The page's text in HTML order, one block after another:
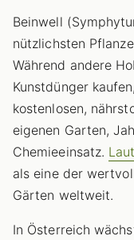
Beinwell
nützlichsten
Während andere
Kunstdünger
kostenlosen,
eigenen Garten,
Chemieeinsatz.
als eine der
Gärten weltweit.
In Österreich